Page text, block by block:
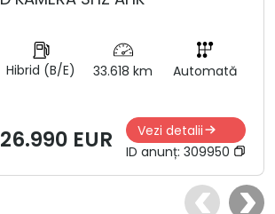
Hibrid (B/E) 33.618 km Automată
26.990 EUR
Vezi detalii
ID anunț: 309950